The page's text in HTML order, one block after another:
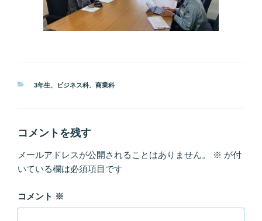
カ
3年生、 ビジネス科、 商業科
コメントを残す
メールアドレスが公開されることはありません。 ※ が付
いている欄は必須項目です
コメント ※